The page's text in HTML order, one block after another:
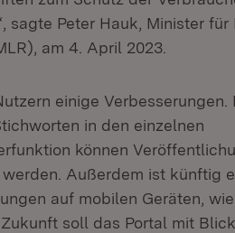
Peter Hauk, Minister für
am 4. April 2023.
einige Verbesserungen.
in den einzelnen
können
Außerdem ist künftig
auf mobilen Geräten, wie
soll das Portal mit